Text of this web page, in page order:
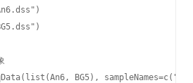
BG5),